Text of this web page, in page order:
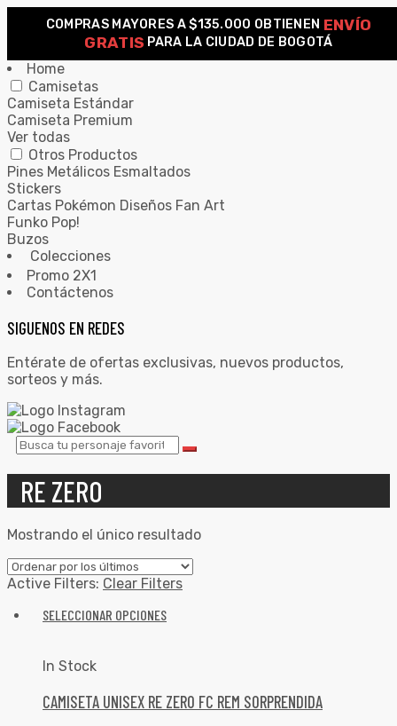
COMPRAS MAYORES A $135.000 OBTIENEN ENVÍO
GRATIS PARA LA CIUDAD DE BOGOTÁ
Home
Camisetas
Camiseta Estándar
Camiseta Premium
Ver todas
Otros Productos
Pines Metálicos Esmaltados
Stickers
Cartas Pokémon Diseños Fan Art
Funko Pop!
Buzos
Colecciones
Promo 2X1
Contáctenos
SIGUENOS EN REDES
Entérate de ofertas exclusivas, nuevos productos,
sorteos y más.
RE ZERO
Mostrando el único resultado
Active Filters: Clear Filters
SELECCIONAR OPCIONES
In Stock
CAMISETA UNISEX RE ZERO FC REM SORPRENDIDA